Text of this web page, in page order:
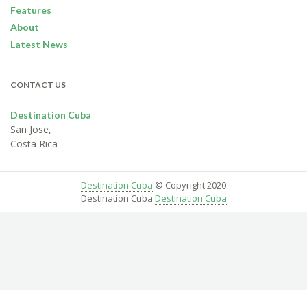
Features
About
Latest News
CONTACT US
Destination Cuba
San Jose,
Costa Rica
Destination Cuba © Copyright 2020
Destination Cuba Destination Cuba